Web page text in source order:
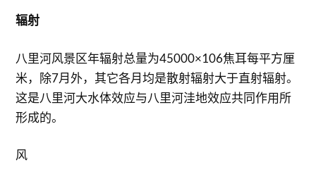
辐射
八里河风景区年辐射总量为45000×106焦耳每平方厘
米，除7月外，其它各月均是散射辐射大于直射辐射。
这是八里河大水体效应与八里河洼地效应共同作用所
形成的。
风